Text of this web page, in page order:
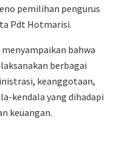
pemilihan pengurus
Pdt Hotmarisi.
bahwa
berbagai
keanggotaan,
kendala yang dihadapi
keuangan.